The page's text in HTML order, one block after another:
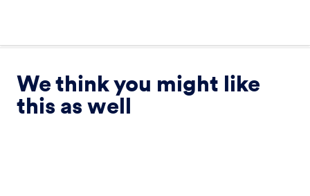
We think you might like
this as well